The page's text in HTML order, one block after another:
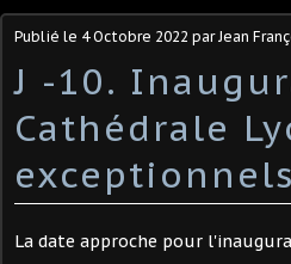
Publié le 4 Octobre 2022 par Jean
J -10.
Cathédrale
La date approche pour